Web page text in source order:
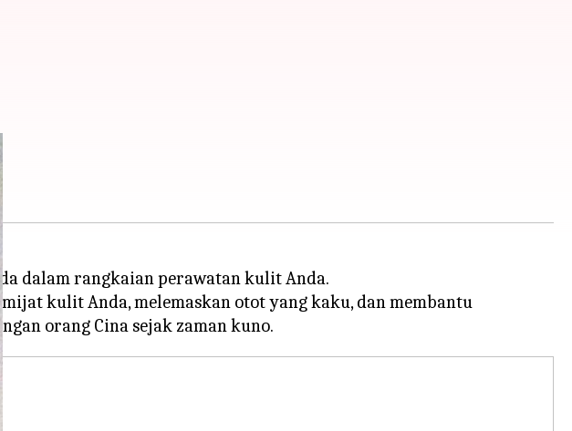
dalam rangkaian perawatan kulit Anda.
kulit Anda, melemaskan otot yang kaku, dan membantu